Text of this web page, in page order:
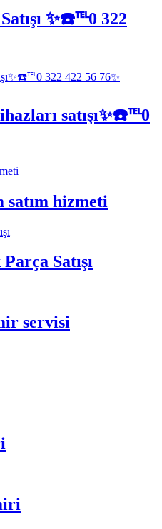
✨☎️℡0 322
satışı✨☎️℡0
satım hizmeti
Satışı
servisi